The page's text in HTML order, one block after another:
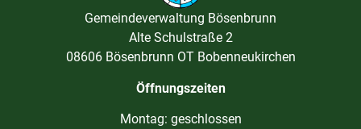
Gemeindeverwaltung Bösenbrunn
Alte Schulstraße 2
08606 Bösenbrunn OT Bobenneukirchen
Öffnungszeiten
Montag: geschlossen